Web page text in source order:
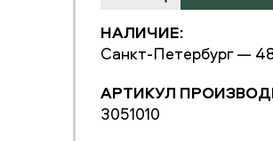
НАЛИЧИЕ:
Санкт-Петербург —
АРТИКУЛ
3051010